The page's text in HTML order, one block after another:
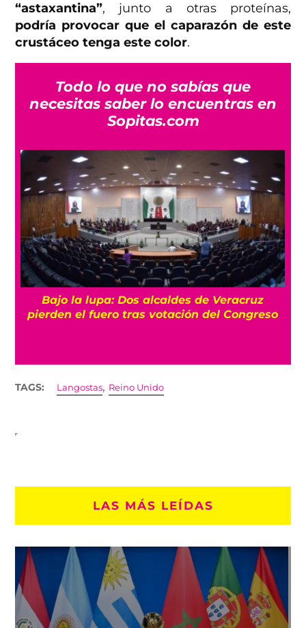
“astaxantina”, junto a otras proteínas,
podría provocar que el caparazón de este
crustáceo tenga este color.
Todo lo que no sabías que
necesitas saber lo encuentras en
Sopitas.com
Bajo la lupa: Dos alcaldes de Veracruz
pierden el fuero tras votación del Congreso
TAGS: Langostas, Reino Unido
LAS MÁS LEÍDAS